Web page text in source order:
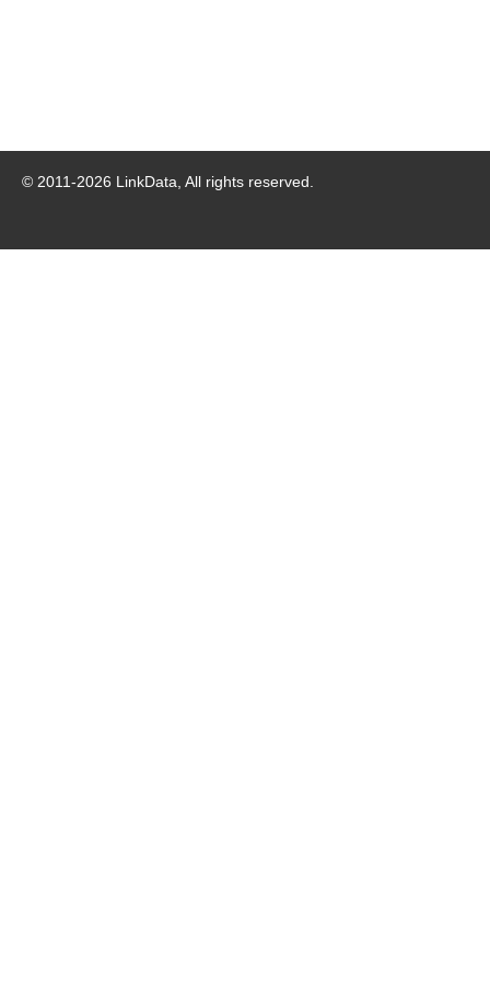
© 2011-2026 LinkData, All rights reserved.